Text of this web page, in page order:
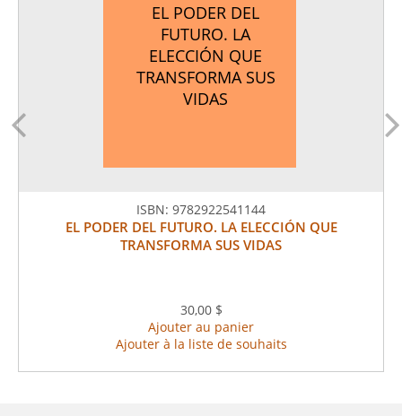
EL PODER DEL
FUTURO. LA
ELECCIÓN QUE
TRANSFORMA SUS
VIDAS
ISBN: 9782922541144
EL PODER DEL FUTURO. LA ELECCIÓN QUE
TRANSFORMA SUS VIDAS
30,00 $
Ajouter au panier
Ajouter à la liste de souhaits